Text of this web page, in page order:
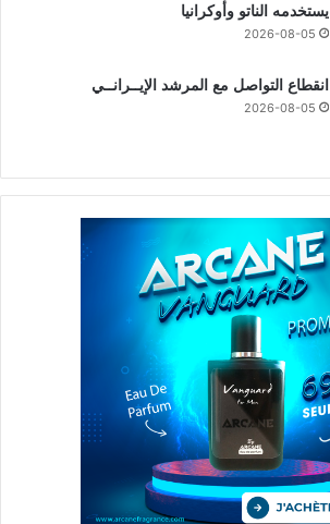
يستخدمه الناتو وأوكرانيا
2026-08-05
انقطاع التواصل مع المرشد الإيــرانــي
2026-08-05